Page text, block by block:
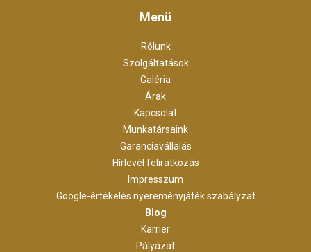
Menü
Rólunk
Szolgáltatások
Galéria
Árak
Kapcsolat
Munkatársaink
Garanciavállalás
Hírlevél feliratkozás
Impresszum
Google-értékelés nyereményjáték szabályzat
Blog
Karrier
Pályázat